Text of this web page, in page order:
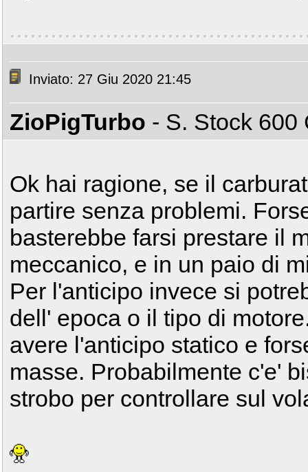
Inviato: 27 Giu 2020 21:45
ZioPigTurbo - S. Stock
Ok hai ragione, se il
partire senza problemi.
basterebbe farsi prestare il
meccanico, e in un paio di
Per l'anticipo invece si
dell' epoca o il tipo di
avere l'anticipo statico e
masse. Probabilmente c'e'
strobo per controllare sul